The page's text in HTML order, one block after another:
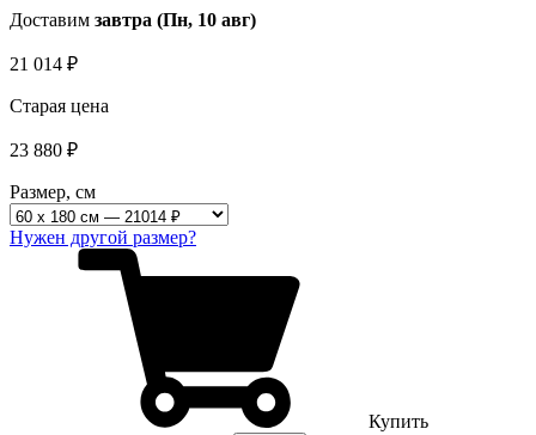
Доставим завтра (Пн, 10 авг)
21 014 ₽
Старая цена
23 880 ₽
Размер, см
Нужен другой размер?
Купить